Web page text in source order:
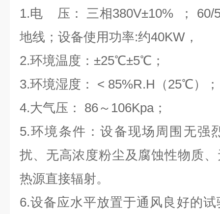
1.电 压： 三相380V±10% ； 60/
地线；设备使用功率:约40KW，
2.环境温度：±25℃±5℃；
3.环境湿度： < 85%R.H（25℃）；
4.大气压： 86～106Kpa；
5.环境条件：设备现场周围无强
扰、无高浓度粉尘及腐蚀性物质
热源直接辐射。
6.设备应水平放置于通风良好的